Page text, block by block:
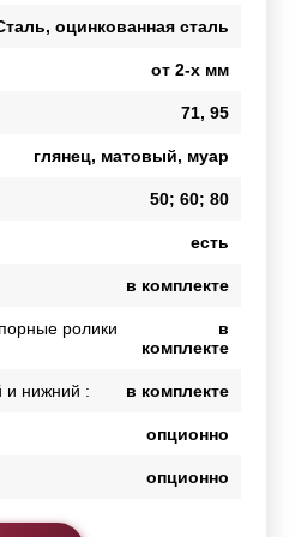
оцинкованная сталь
от 2-х мм
71, 95
глянец, матовый, муар
50; 60; 80
есть
в комплекте
ролики
в
комплекте
и нижний : в комплекте
опционно
опционно